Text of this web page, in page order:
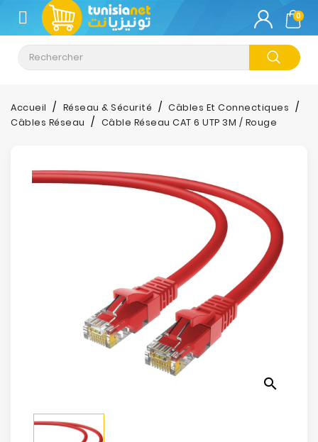
CATÉGORIE
Climatisation
Informatique
Electroménager
0
Accueil Réseau & Sécurité
Câbles Et Connectiques
Câbles Réseau
Câble Réseau CAT 6 UTP 3M / Rouge
search